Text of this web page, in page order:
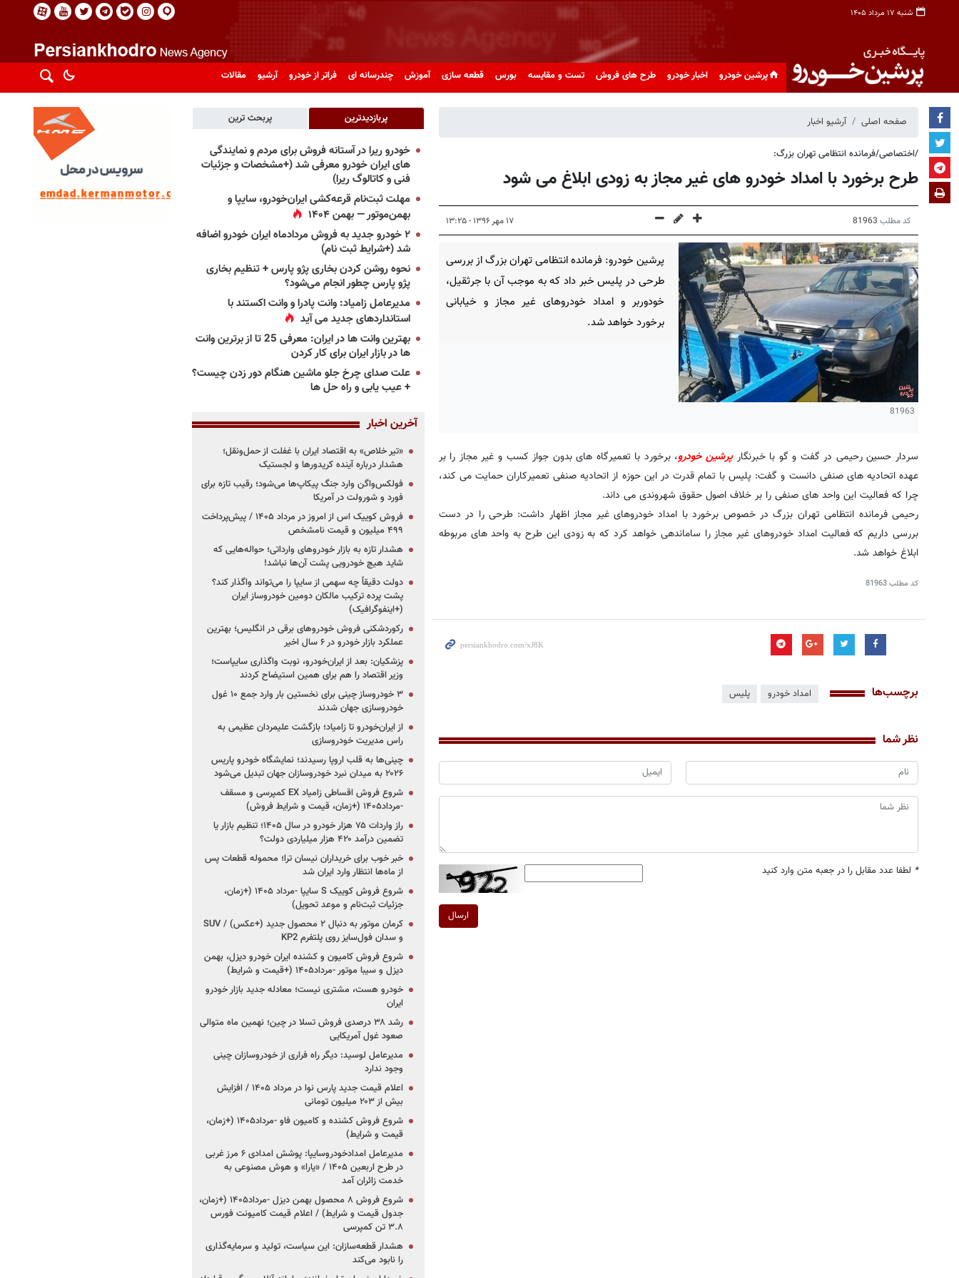
شنبه ۱۷ مرداد ۱۴۰۵
پرشین خودرو اخبار خودرو طرح های فروش تست و مقایسه بورس قطعه سازی آموزش چندرسانه ای فراتر از خودرو آرشیو مقالات
صفحه اصلی آرشیو اخبار
/اختصاصی/فرمانده انتظامی تهران بزرگ:
طرح برخورد با امداد خودرو های غیر مجاز به زودی ابلاغ می شود
کد مطلب 81963 ۱۷ مهر ۱۳۹۶ - ۱۳:۲۵
81963
پرشین خودرو: فرمانده انتظامی تهران بزرگ از بررسی
طرحی در پلیس خبر داد که به موجب آن با جرثقیل،
خودوربر و امداد خودروهای غیر مجاز و خیابانی
برخورد خواهد شد.
سردار حسین رحیمی در گفت و گو با خبرنگارپرشین خودرو، برخورد با تعمیرگاه های بدون جواز کسب و غیر مجاز را بر
عهده اتحادیه های صنفی دانست و گفت: پلیس با تمام قدرت در این حوزه از اتحادیه صنفی تعمیرکاران حمایت می کند،
چرا که فعالیت این واحد های صنفی را بر خلاف اصول حقوق شهروندی می داند.
رحیمی فرمانده انتظامی تهران بزرگ در خصوص برخورد با امداد خودروهای غیر مجاز اظهار داشت: طرحی را در دست
بررسی داریم که فعالیت امداد خودروهای غیر مجاز را ساماندهی خواهد کرد که به زودی این طرح به واحد های مربوطه
ابلاغ خواهد شد.
کد مطلب81963
برچسب‌ها امداد خودرو پلیس
نظر شما
* لطفا عدد مقابل را در جعبه متن وارد کنید
ارسال
پربازدیدترین پربحث ترین
خودرو ریرا در آستانه فروش برای مردم و نمایندگی
های ایران خودرو معرفی شد (+مشخصات و جزئیات
فنی و کاتالوگ ریرا)
مهلت ثبت‌نام قرعه‌کشی ایران‌خودرو، سایپا و
بهمن‌موتور — بهمن ۱۴۰۴
۲ خودرو جدید به فروش مردادماه ایران خودرو اضافه
شد (+شرایط ثبت نام)
نحوه روشن کردن بخاری پژو پارس + تنظیم بخاری
پژو پارس چطور انجام می‌شود؟
مدیرعامل زامیاد: وانت پادرا و وانت اکستند با
استانداردهای جدید می آید
بهترین وانت ها در ایران: معرفی 25 تا از برترین وانت
ها در بازار ایران برای کار کردن
علت صدای چرخ جلو ماشین هنگام دور زدن چیست؟
+ عیب یابی و راه حل ها
آخرین اخبار
«تیر خلاص» به اقتصاد ایران با غفلت از حمل‌ونقل؛
هشدار درباره آینده کریدورها و لجستیک
فولکس‌واگن وارد جنگ پیکاپ‌ها می‌شود؛ رقیب تازه برای
فورد و شورولت در آمریکا
فروش کوییک اس از امروز در مرداد ۱۴۰۵ / پیش‌پرداخت
۴۹۹ میلیون و قیمت نامشخص
هشدار تازه به بازار خودروهای وارداتی؛ حواله‌هایی که
شاید هیچ خودرویی پشت آن‌ها نباشد!
دولت دقیقاً چه سهمی از سایپا را می‌تواند واگذار کند؟
پشت پرده ترکیب مالکان دومین خودروساز ایران
(+اینفوگرافیک)
رکوردشکنی فروش خودروهای برقی در انگلیس؛ بهترین
عملکرد بازار خودرو در ۶ سال اخیر
پزشکیان: بعد از ایران‌خودرو، نوبت واگذاری سایپاست؛
وزیر اقتصاد را هم برای همین استیضاح کردند
۳ خودروساز چینی برای نخستین بار وارد جمع ۱۰ غول
خودروسازی جهان شدند
از ایران‌خودرو تا زامیاد؛ بازگشت علیمردان عظیمی به
راس مدیریت خودروسازی
چینی‌ها به قلب اروپا رسیدند؛ نمایشگاه خودرو پاریس
۲۰۲۶ به میدان نبرد خودروسازان جهان تبدیل می‌شود
شروع فروش اقساطی زامیاد EX کمپرسی و مسقف
-مرداد۱۴۰۵ (+زمان، قیمت و شرایط فروش)
راز واردات ۷۵ هزار خودرو در سال ۱۴۰۵؛ تنظیم بازار یا
تضمین درآمد ۴۲۰ هزار میلیاردی دولت؟
خبر خوب برای خریداران نیسان ترا؛ محموله قطعات پس
از ماه‌ها انتظار وارد ایران شد
شروع فروش کوییک S سایپا -مرداد ۱۴۰۵ (+زمان،
جزئیات ثبت‌نام و موعد تحویل)
کرمان موتور به دنبال ۲ محصول جدید (+عکس) / SUV
و سدان فول‌سایز روی پلتفرم KP2
شروع فروش کامیون و کشنده ایران خودرو دیزل، بهمن
دیزل و سیبا موتور -مرداد۱۴۰۵ (+قیمت و شرایط)
خودرو هست، مشتری نیست؛ معادله جدید بازار خودرو
ایران
رشد ۳۸ درصدی فروش تسلا در چین؛ نهمین ماه متوالی
صعود غول آمریکایی
مدیرعامل لوسید: دیگر راه فراری از خودروسازان چینی
وجود ندارد
اعلام قیمت جدید پارس نوا در مرداد ۱۴۰۵ / افزایش
بیش از ۲۰۳ میلیون تومانی
شروع فروش کشنده و کامیون فاو -مرداد۱۴۰۵ (+زمان،
قیمت و شرایط)
مدیرعامل امدادخودروسایپا: پوشش امدادی ۶ مرز غربی
در طرح اربعین ۱۴۰۵ / «یارا» و هوش مصنوعی به
خدمت زائران آمد
شروع فروش ۸ محصول بهمن دیزل -مرداد۱۴۰۵ (+زمان،
جدول قیمت و شرایط) / اعلام قیمت کامیونت فورس
۳.۸ تن کمپرسی
هشدار قطعه‌سازان: این سیاست، تولید و سرمایه‌گذاری
را نابود می‌کند